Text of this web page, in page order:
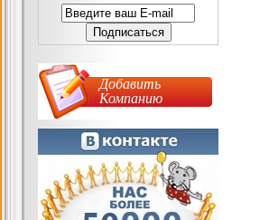
Добавить
Компанию